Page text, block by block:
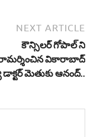
NEXT ARTICLE
కౌన్సిలర్ గోపాల్ ని
వికారాబాద్
మెతుకు ఆనంద్..